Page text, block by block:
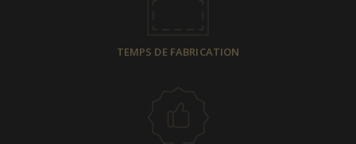
TEMPS DE FABRICATION